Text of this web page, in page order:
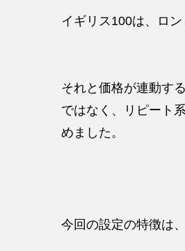
イギリス100は、ロ
それと価格が連動す
ではなく、リピート
めました。
今回の設定の特徴は、